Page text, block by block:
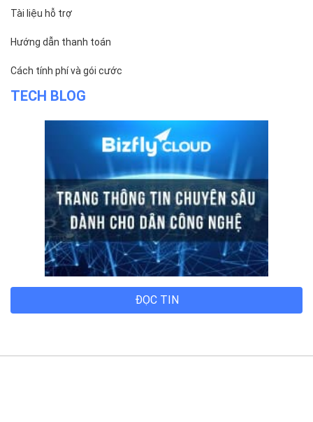
Tài liệu hỗ trợ
Hướng dẫn thanh toán
Cách tính phí và gói cước
TECH BLOG
ĐỌC TIN